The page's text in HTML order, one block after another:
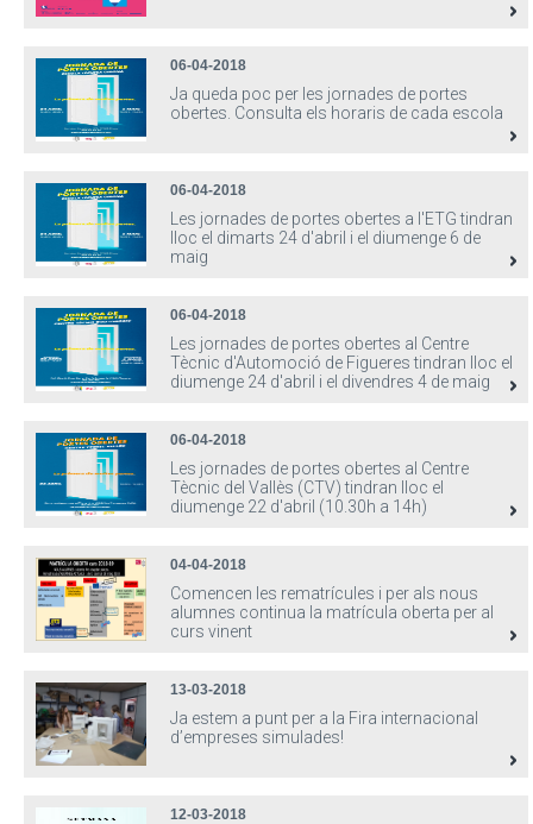
06-04-2018
Ja queda poc per les jornades de portes
obertes. Consulta els horaris de cada escola
06-04-2018
Les jornades de portes obertes a l'ETG tindran
lloc el dimarts 24 d'abril i el diumenge 6 de
maig
06-04-2018
Les jornades de portes obertes al Centre
Tècnic d'Automoció de Figueres tindran lloc el
diumenge 24 d'abril i el divendres 4 de maig
06-04-2018
Les jornades de portes obertes al Centre
Tècnic del Vallès (CTV) tindran lloc el
diumenge 22 d'abril (10.30h a 14h)
04-04-2018
Comencen les rematrícules i per als nous
alumnes continua la matrícula oberta per al
curs vinent
13-03-2018
Ja estem a punt per a la Fira internacional
d’empreses simulades!
12-03-2018